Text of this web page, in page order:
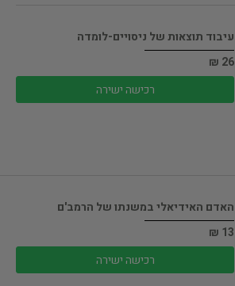
עיבוד תוצאות של ניסויים-לומדה
26 ₪
רכישה ישירה
האדם האידיאלי במשנתו של הרמב'ם
13 ₪
רכישה ישירה